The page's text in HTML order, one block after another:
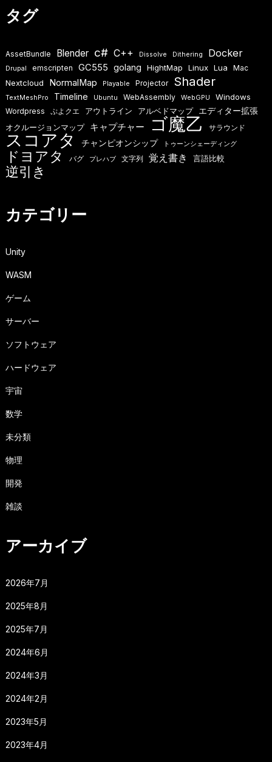
タグ
AssetBundle Blender c# C++ Dissolve Dithering Docker
Drupal emscripten GC555 golang HightMap Linux Lua Mac
Nextcloud NormalMap Playable Projector Shader
TextMeshPro Timeline Ubuntu WebAssembly WebGPU Windows
Wordpress ぷよクエ アウトライン アルベドマップ エディター拡張
オクルージョンマップ キャプチャー ゴ魔乙 サラウンド
スコアタ チャンピオンシップ トゥーンシェーディング
ドヨアタ バグ プレハブ 文字列 覚え書き 言語比較
逆引き
カテゴリー
Unity
WASM
ゲーム
サーバー
ソフトウェア
ハードウェア
宇宙
数学
未分類
物理
開発
雑談
アーカイブ
2026年7月
2025年8月
2025年7月
2024年6月
2024年3月
2024年2月
2023年5月
2023年4月